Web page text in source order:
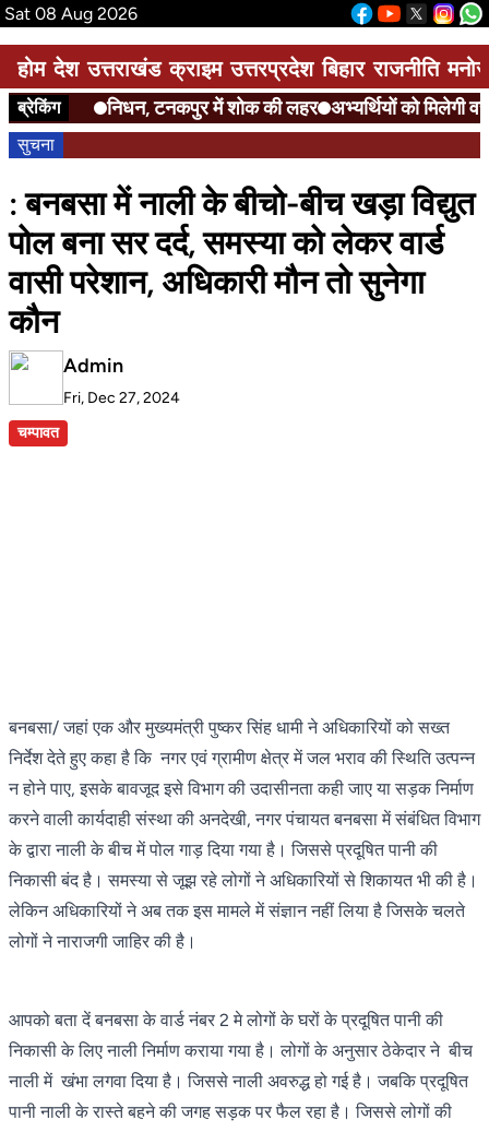
Sat 08 Aug 2026
होम देश उत्तराखंड क्राइम उत्तरप्रदेश बिहार राजनीति
ब्रेकिंग निधन, टनकपुर में शोक की लहर अभ्यर्थियों को मिलेगी
सुचना
: बनबसा में नाली के बीचो-बीच खड़ा विद्युत
पोल बना सर दर्द, समस्या को लेकर वार्ड
वासी परेशान, अधिकारी मौन तो सुनेगा
कौन
Admin
Fri, Dec 27, 2024
चम्पावत
बनबसा/ जहां एक और मुख्यमंत्री पुष्कर सिंह धामी ने अधिकारियों को सख्त
निर्देश देते हुए कहा है कि नगर एवं ग्रामीण क्षेत्र में जल भराव की स्थिति उत्पन्न
न होने पाए, इसके बावजूद इसे विभाग की उदासीनता कही जाए या सड़क निर्माण
करने वाली कार्यदाही संस्था की अनदेखी, नगर पंचायत बनबसा में संबंधित विभाग
के द्वारा नाली के बीच में पोल गाड़ दिया गया है। जिससे प्रदूषित पानी की
निकासी बंद है। समस्या से जूझ रहे लोगों ने अधिकारियों से शिकायत भी की है।
लेकिन अधिकारियों ने अब तक इस मामले में संज्ञान नहीं लिया है जिसके चलते
लोगों ने नाराजगी जाहिर की है।
आपको बता दें बनबसा के वार्ड नंबर 2 मे लोगों के घरों के प्रदूषित पानी की
निकासी के लिए नाली निर्माण कराया गया है। लोगों के अनुसार ठेकेदार ने बीच
नाली में खंभा लगवा दिया है। जिससे नाली अवरुद्ध हो गई है। जबकि प्रदूषित
पानी नाली के रास्ते बहने की जगह सड़क पर फैल रहा है। जिससे लोगों की